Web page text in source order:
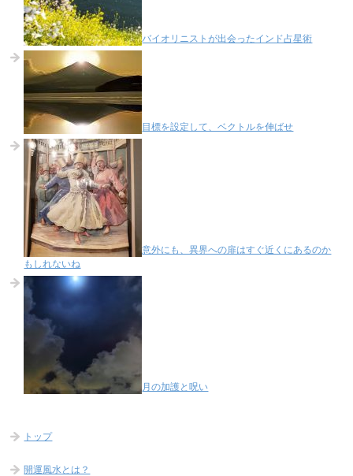
バイオリニストが出会ったインド占星術
目標を設定して、ベクトルを伸ばせ
意外にも、異界への扉はすぐ近くにあるのか
もしれないね
月の加護と呪い
トップ
開運風水とは？